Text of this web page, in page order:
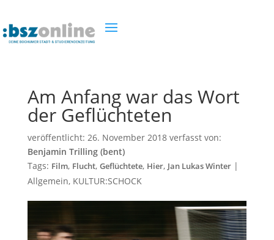
Am Anfang war das Wort
der Geflüchteten
veröffentlicht: 26. November 2018verfasst von:
Benjamin Trilling (bent)
Tags: Film, Flucht, Geflüchtete, Hier, Jan Lukas Winter|
Allgemein, KULTUR:SCHOCK